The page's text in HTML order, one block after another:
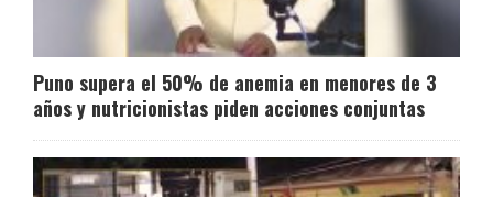
Puno supera el 50% de anemia en menores de 3
años y nutricionistas piden acciones conjuntas